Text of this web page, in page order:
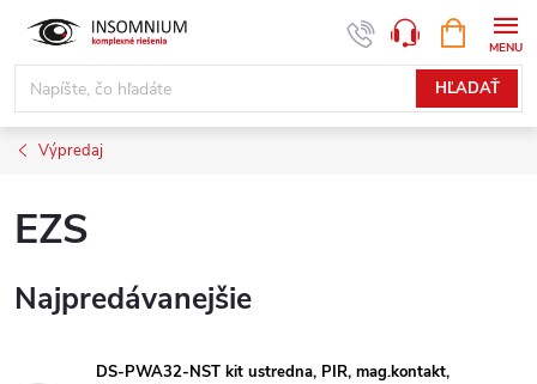
obsah
HĽADAŤ
KOŠÍK
Výpredaj
EZS
Najpredávanejšie
DS-PWA32-NST kit ustredna, PIR, mag.kontakt,
www.insomnium.sk - Chat